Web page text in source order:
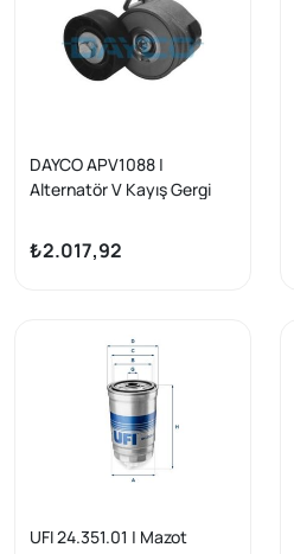
DAYCO APV1088 |
Alternatör V Kayış Gergi
Stilo Astra H Sıgnum
Vectra Zafira 1.6D 1.9 JTD
₺2.017,92
UFI 24.351.01 | Mazot